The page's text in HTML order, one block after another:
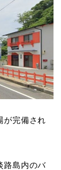
が完備され
路島内のバ